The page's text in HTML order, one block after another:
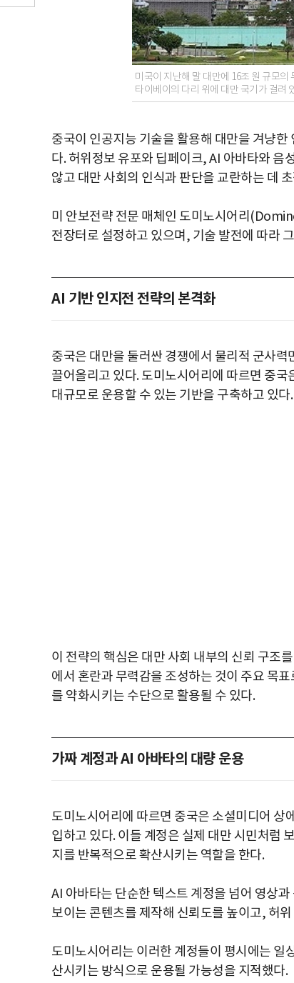
미국이 지난해 말 대만에 16조 원 규모
타이베이의 다리 위에 대만 국기가 걸려
중국이 인공지능 기술을 활용해 대만을 겨냥
다. 허위정보 유포와 딥페이크, AI 아바타와 음
않고 대만 사회의 인식과 판단을 교란하는 데
미 안보전략 전문 매체인 도미노시어리
전장터로 설정하고 있으며, 기술 발전에 따라
AI 기반 인지전 전략의 본격화
중국은 대만을 둘러싼 경쟁에서 물리적 군사
끌어올리고 있다. 도미노시어리에 따르면 중
대규모로 운용할 수 있는 기반을 구축하고 있다.
이 전략의 핵심은 대만 사회 내부의 신뢰 구조
에서 혼란과 무력감을 조성하는 것이 주요 목
를 약화시키는 수단으로 활용될 수 있다.
가짜 계정과 AI 아바타의 대량 운용
도미노시어리에 따르면 중국은 소셜미디어 상
입하고 있다. 이들 계정은 실제 대만 시민처럼
지를 반복적으로 확산시키는 역할을 한다.
AI 아바타는 단순한 텍스트 계정을 넘어 영상
보이는 콘텐츠를 제작해 신뢰도를 높이고, 허
도미노시어리는 이러한 계정들이 평시에는 일
산시키는 방식으로 운용될 가능성을 지적했다.